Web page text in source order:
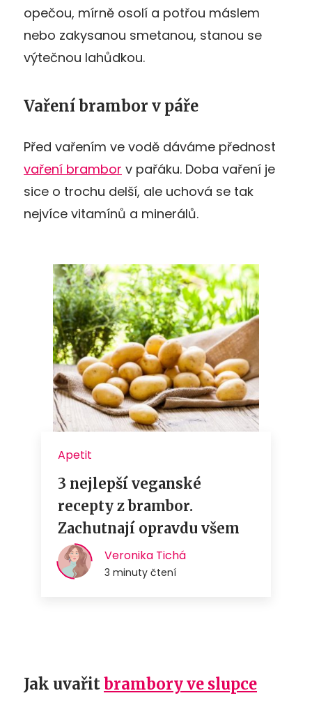
opečou, mírně osolí a potřou máslem
nebo zakysanou smetanou, stanou se
výtečnou lahůdkou.
Vaření brambor v páře
Před vařením ve vodě dáváme přednost
vaření brambor v pařáku. Doba vaření je
sice o trochu delší, ale uchová se tak
nejvíce vitamínů a minerálů.
Jak uvařitbrambory ve slupce